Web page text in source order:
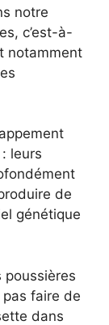
notre
c’est-à-
notamment
leurs
de
génétique
poussières
faire de
dans